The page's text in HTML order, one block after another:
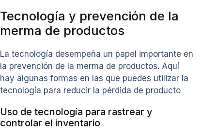
Tecnología y prevención de la
merma de productos
La tecnología desempeña un papel importante en
la prevención de la merma de productos. Aquí
hay algunas formas en las que puedes utilizar la
tecnología para reducir la pérdida de producto
Uso de tecnología para rastrear y
controlar el inventario